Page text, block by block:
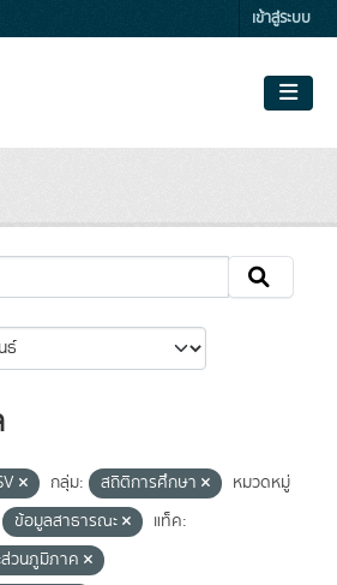
เข้าสู่ระบบ
กลุ่ม: สถิติการศึกษา
หมวดหมู่
ข้อมูลสาธารณะ
แท็ค:
ส่วนภูมิภาค